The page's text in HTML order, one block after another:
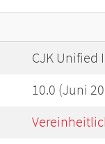
CJK Unified
10.0 (Juni